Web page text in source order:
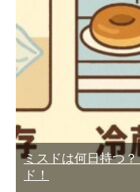
ミスドは何日持つ
ド！